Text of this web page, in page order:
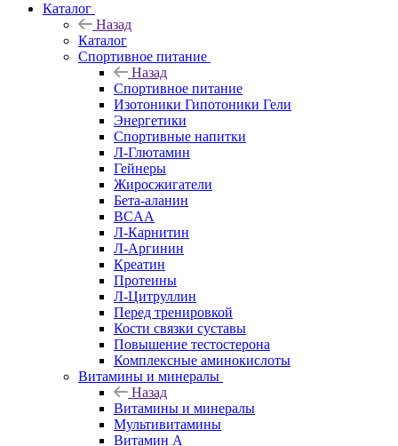
Каталог
Назад
Каталог
Спортивное питание
Назад
Спортивное питание
Изотоники Гипотоники Гели
Энергетики
Спортивные напитки
Л-Глютамин
Гейнеры
Жиросжигатели
Бета-аланин
BCAA
Л-Карнитин
Л-Аргинин
Креатин
Протеины
Л-Цитруллин
Перед тренировкой
Кости связки суставы
Повышение тестостерона
Комплексные аминокислоты
Витамины и минералы
Назад
Витамины и минералы
Мультивитамины
Витамин A